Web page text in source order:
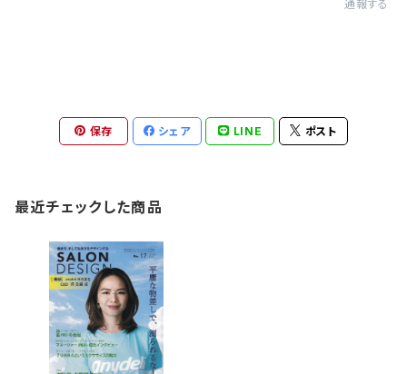
通報する
保存 シェア LINE ポスト
最近チェックした商品